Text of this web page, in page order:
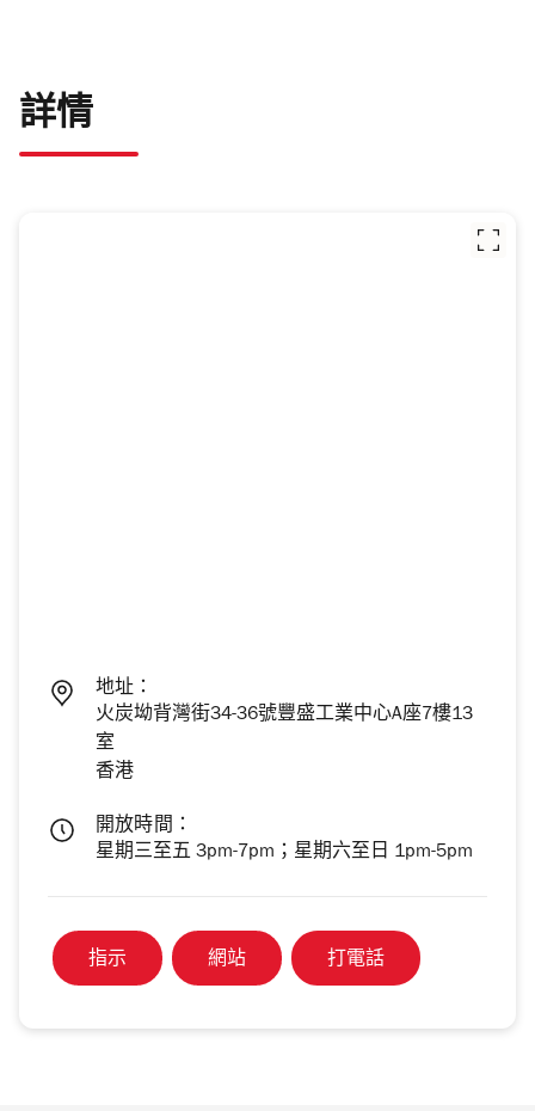
詳情
地址：
火炭坳背灣街34-36號豐盛工業中心A座7樓13
室
香港
開放時間：
星期三至五 3pm-7pm；星期六至日 1pm-5pm
指示 網站 打電話